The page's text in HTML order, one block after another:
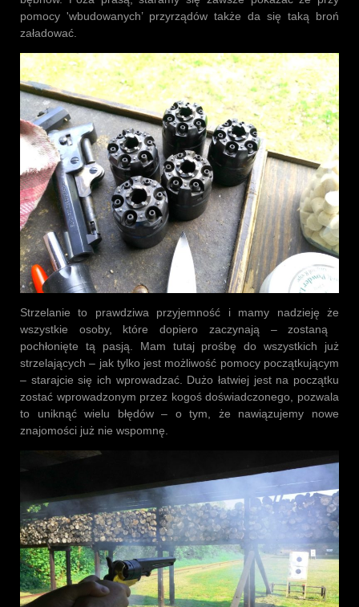
pomocy 'wbudowanych’ przyrządów także da się taką broń
załadować.
Strzelanie to prawdziwa przyjemność i mamy nadzieję że
wszystkie osoby, które dopiero zaczynają – zostaną
pochłonięte tą pasją. Mam tutaj prośbę do wszystkich już
strzelających – jak tylko jest możliwość pomocy początkującym
– starajcie się ich wprowadzać. Dużo łatwiej jest na początku
zostać wprowadzonym przez kogoś doświadczonego, pozwala
to uniknąć wielu błędów – o tym, że nawiązujemy nowe
znajomości już nie wspomnę.